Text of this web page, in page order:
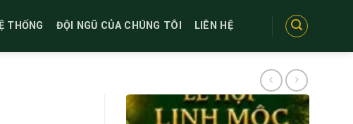
THỐNG ĐỘI NGŨ CỦA CHÚNG TÔI LIÊN HỆ